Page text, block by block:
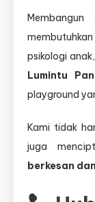
Membangun
psikologi
Lumintu
playground
Kami tidak
juga
berkesan